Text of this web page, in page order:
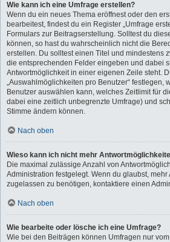
Wie kann ich eine Umfrage erstellen?
Wenn du ein neues Thema eröffnest oder den
bearbeitest, findest du ein Register „Umfrage
Formulars zur Beitragserstellung. Solltest du
können, so hast du wahrscheinlich nicht die
erstellen. Du solltest einen Titel und mindestens
die entsprechenden Felder eingeben und dabei
Antwortmöglichkeit in einer eigenen Zeile steht.
„Auswahlmöglichkeiten pro Benutzer“ festlegen,
Benutzer auswählen kann, welches Zeitlimit für
dabei eine zeitlich unbegrenzte Umfrage) und
Stimme ändern können.
Nach oben
Wieso kann ich nicht mehr
Die maximal zulässige Anzahl von
Administration festgelegt. Wenn du glaubst,
zugelassen zu benötigen, kontaktiere einen
Nach oben
Wie bearbeite oder lösche ich eine Umfrage?
Wie bei den Beiträgen können Umfragen nur